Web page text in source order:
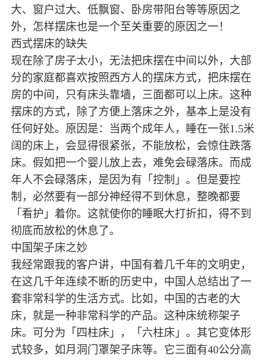
大、窗户过大、低飘窗、卧房带阳台等等原因之
外，怎样摆床也是一个至关重要的原因之一！
西式摆床的缺失
现在除了房子太小，无法把床摆在中间以外，大部
分的家庭都喜欢按照西方人的摆床方式，把床摆在
房的中间，只有床头靠墙，三面都可以上床。这种
摆床的方式，除了方便上落床之外，基本上是没有
任何好处。原因是：当两个成年人，睡在一张1.5米
阔的床上，会显得很紧张，不能放松，会惊住跌落
床。假如把一个婴儿放上去，难免会碌落床。而成
年人不会碌落床，是因为有「控制」。但是要控
制，必然要有一部分神经得不到休息，整晚都要
「看护」着你。这就使你的睡眠大打折扣，得不到
彻底而放松的休息了。
中国架子床之妙
我经常跟我的客户讲，中国有着几千年的文明史，
在这几千年连续不断的历史中，中国人总结出了一
套非常科学的生活方式。比如，中国的古老的大
床，就是一种非常科学的产品。这种床统称架子
床。可分为「四柱床」，「六柱床」。其它变体形
式较多，如月洞门罩架子床等。它三面有40公分高